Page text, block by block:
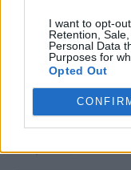
I want to opt-
Retention,
Personal Data
Purposes for
Opted Out
ΠΑΓΝΗ: Στο πλευρό
Κυριακίδης
6 Αυγούστου, 2026
Έπαιξε μουσική σε
βίντεο με την
6 Αυγούστου, 2026